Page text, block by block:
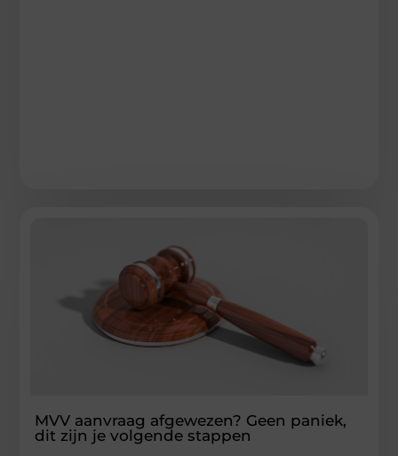
MVV aanvraag afgewezen? Geen paniek,
dit zijn je volgende stappen